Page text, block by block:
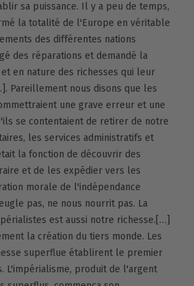
sa puissance. Il y a peu de temps,
la totalité de l'Europe en véritable
des différentes nations
des réparations et demandé la
en nature des richesses qui leur
Pareillement nous disons que les
une grave erreur et une
se contentaient de retirer de notre
les services administratifs et
la fonction de découvrir des
et de les expédier vers les
morale de l'indépendance
pas, ne nous nourrit pas. La
est aussi notre richesse.[…]
la création du tiers monde. Les
superflue établirent le premier
L'impérialisme, produit de l'argent